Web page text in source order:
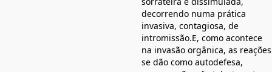
decorrendo numa prática
invasiva, contagiosa, de
intromissão.E, como acontece
na invasão orgânica, as reações
se dão como autodefesa,